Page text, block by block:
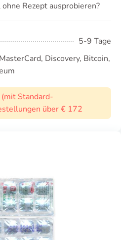
Rezept ausprobieren?
5-9 Tage
Discovery, Bitcoin,
Standard-
über € 172